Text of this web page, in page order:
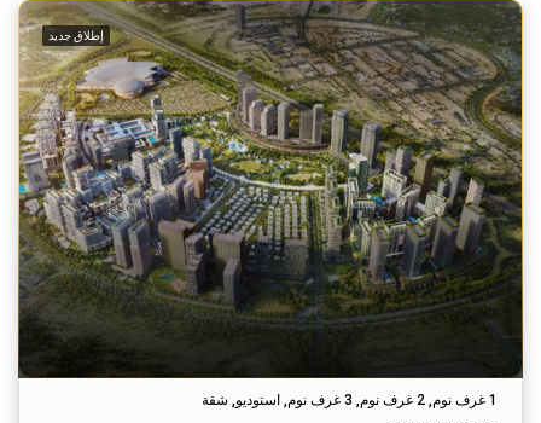
إطلاق جديد
1 غرف نوم, 2 غرف نوم, 3 غرف نوم, استوديو, شقة